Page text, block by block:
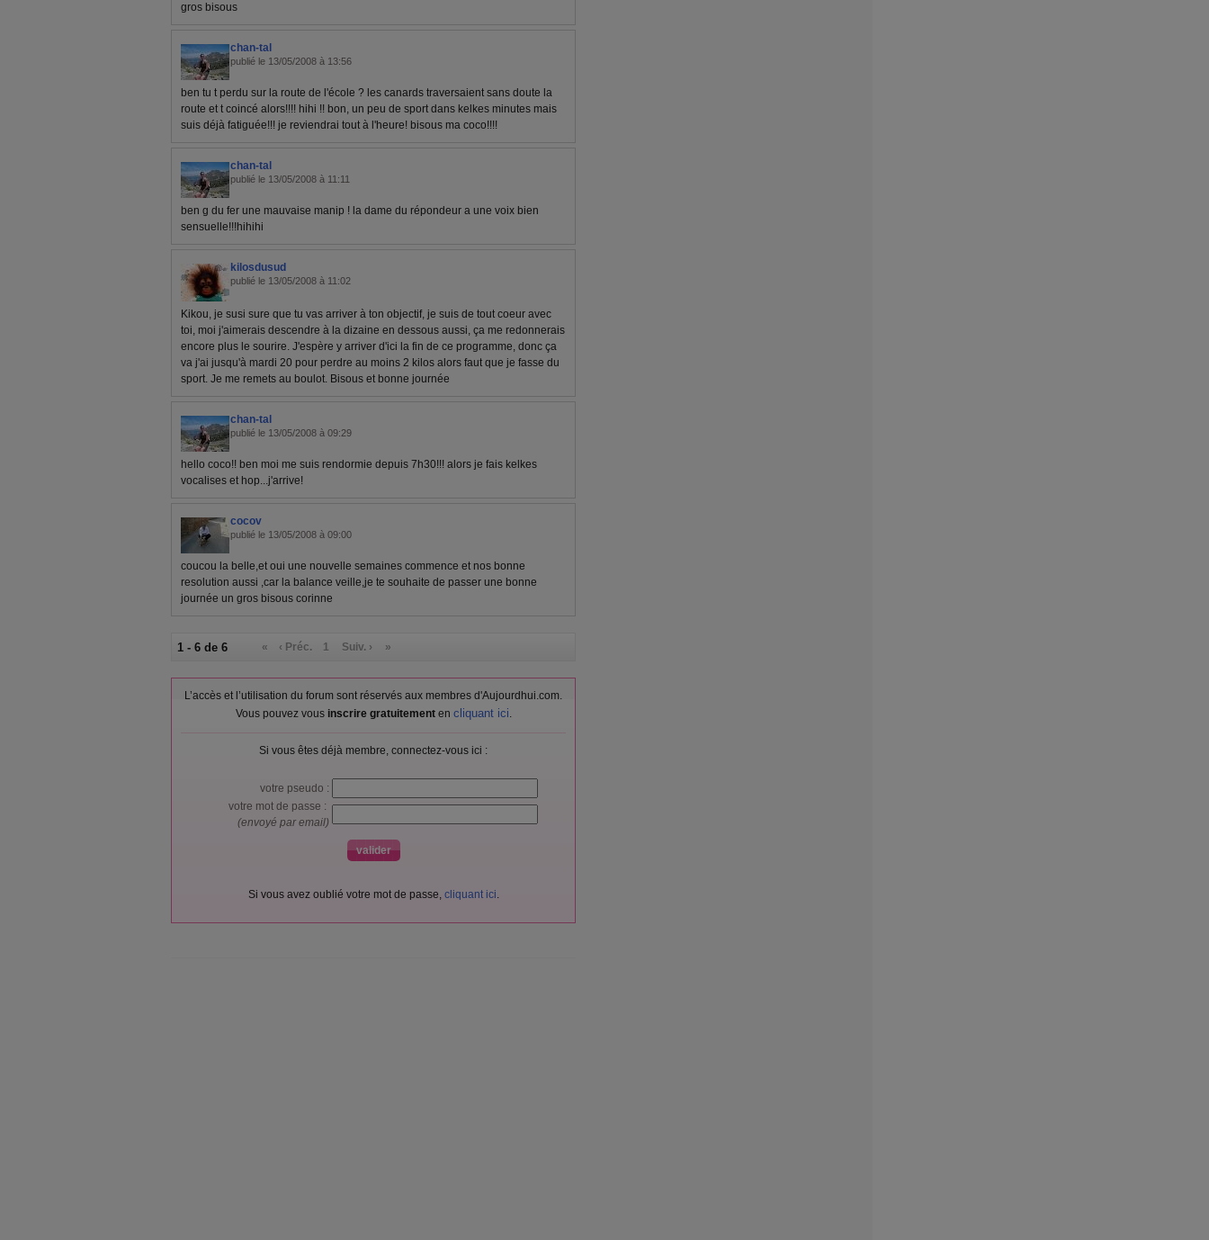
gros bisous
chan-tal
publié le 13/05/2008 à 13:56
ben tu t perdu sur la route de l'école ? les canards traversaient sans doute la
route et t coincé alors!!!! hihi !! bon, un peu de sport dans kelkes minutes mais
suis déjà fatiguée!!! je reviendrai tout à l'heure! bisous ma coco!!!!
chan-tal
publié le 13/05/2008 à 11:11
ben g du fer une mauvaise manip ! la dame du répondeur a une voix bien
sensuelle!!!hihihi
kilosdusud
publié le 13/05/2008 à 11:02
Kikou, je susi sure que tu vas arriver à ton objectif, je suis de tout coeur avec
toi, moi j'aimerais descendre à la dizaine en dessous aussi, ça me redonnerais
encore plus le sourire. J'espère y arriver d'ici la fin de ce programme, donc ça
va j'ai jusqu'à mardi 20 pour perdre au moins 2 kilos alors faut que je fasse du
sport. Je me remets au boulot. Bisous et bonne journée
chan-tal
publié le 13/05/2008 à 09:29
hello coco!! ben moi me suis rendormie depuis 7h30!!! alors je fais kelkes
vocalises et hop...j'arrive!
cocov
publié le 13/05/2008 à 09:00
coucou la belle,et oui une nouvelle semaines commence et nos bonne
resolution aussi ,car la balance veille,je te souhaite de passer une bonne
journée un gros bisous corinne
1 - 6 de 6 « ‹ Préc. 1 Suiv. › »
L’accès et l’utilisation du forum sont réservés aux membres d'Aujourdhui.com.
Vous pouvez vous inscrire gratuitementen cliquant ici.
Si vous êtes déjà membre, connectez-vous ici :
votre pseudo :
votre mot de passe :
(envoyé par email)
Si vous avez oublié votre mot de passe, cliquant ici.